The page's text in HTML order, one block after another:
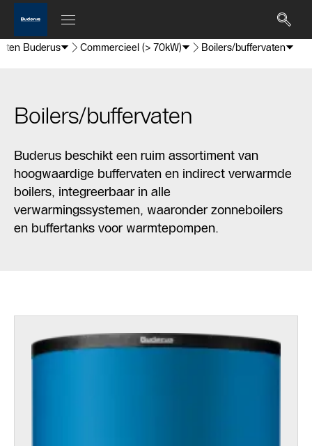
Buderus Commercieel (> 70kW) Boilers/buffervaten
Boilers/buffervaten
Buderus beschikt een ruim assortiment van
hoogwaardige buffervaten en indirect verwarmde
boilers, integreerbaar in alle
verwarmingssystemen, waaronder zonneboilers
en buffertanks voor warmtepompen.